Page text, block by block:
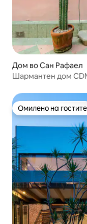
Дом во Сан Рафаел
Шармантен дом
Омилено на гостите
Омилено на гостите